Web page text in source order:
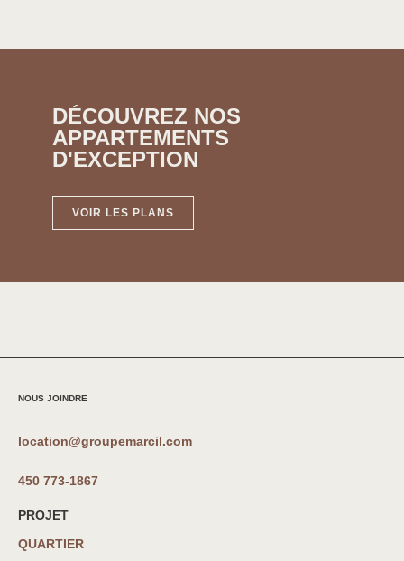
DÉCOUVREZ NOS
APPARTEMENTS
D'EXCEPTION
VOIR LES PLANS
NOUS JOINDRE
location@groupemarcil.com
450 773-1867
PROJET
QUARTIER